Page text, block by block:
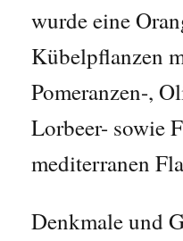
wurde eine
Kübelpflanzen
Pomeranzen-,
Lorbeer- sowie
mediterranen
Denkmale und